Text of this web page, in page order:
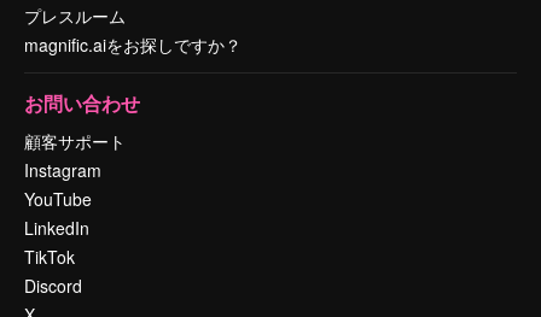
プレスルーム
magnific.aiをお探しですか？
お問い合わせ
顧客サポート
Instagram
YouTube
LinkedIn
TikTok
Discord